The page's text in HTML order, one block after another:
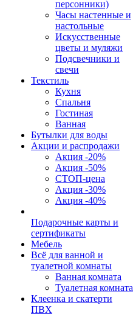
персонники)
Часы настенные и
настольные
Искусственные
цветы и муляжи
Подсвечники и
свечи
Текстиль
Кухня
Спальня
Гостиная
Ванная
Бутылки для воды
Акции и распродажи
Акция -20%
Акция -50%
СТОП-цена
Акция -30%
Акция -40%
Подарочные карты и
сертификаты
Мебель
Всё для ванной и
туалетной комнаты
Ванная комната
Туалетная комната
Клеенка и скатерти
ПВХ